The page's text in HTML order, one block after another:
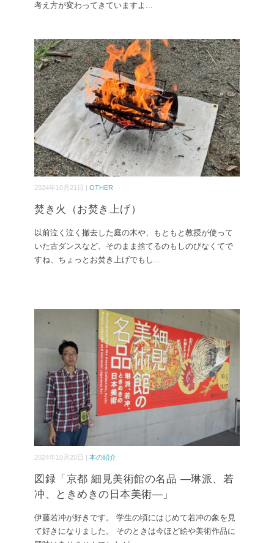
考え方が変わってきていますよ ...
2024年10月21日 | OTHER
焚き火（お焚き上げ）
以前泣く泣く撤去した庭の木や、もともと教授が使って
いた古ダンスなど、そのまま捨てるのもしのびなくてで
すね、ちょっとお焚き上げでもし ...
2024年10月20日 | 本の紹介
図録「京都 細見美術館の名品 ―琳派、若
冲、ときめきの日本美術―」
伊藤若冲が好きです。 学生の頃にはじめて若冲の象を見
て好きになりました。 そのときは今ほど絵や美術作品に